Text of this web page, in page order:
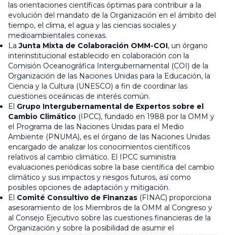
las orientaciones científicas óptimas para contribuir a la
evolución del mandato de la Organización en el ámbito del
tiempo, el clima, el agua y las ciencias sociales y
medioambientales conexas.
LaJunta Mixta de Colaboración OMM-COI, un órgano
interinstitucional establecido en colaboración con la
Comisión Oceanográfica Intergubernamental (COI) de la
Organización de las Naciones Unidas para la Educación, la
Ciencia y la Cultura (UNESCO) a fin de coordinar las
cuestiones oceánicas de interés común.
El Grupo Intergubernamental de Expertos sobre el
Cambio Climático (IPCC), fundado en 1988 por la OMM y
el Programa de las Naciones Unidas para el Medio
Ambiente (PNUMA), es el órgano de las Naciones Unidas
encargado de analizar los conocimientos científicos
relativos al cambio climático. El IPCC suministra
evaluaciones periódicas sobre la base científica del cambio
climático y sus impactos y riesgos futuros, así como
posibles opciones de adaptación y mitigación.
El Comité Consultivo de Finanzas (FINAC) proporciona
asesoramiento de los Miembros de la OMM al Congreso y
al Consejo Ejecutivo sobre las cuestiones financieras de la
Organización y sobre la posibilidad de asumir el